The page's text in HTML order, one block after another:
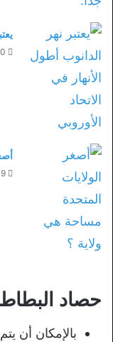
30
19
حصاد
بالإمكان أن